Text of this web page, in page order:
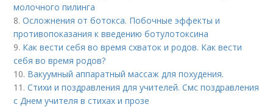
молочного пилинга
8.Осложнения от ботокса. Побочные эффекты и
противопоказания к введению ботулотоксина
9. Как вести себя во время схваток и родов. Как вести
себя во время родов?
10. Вакуумный аппаратный массаж для похудения.
11.Стихи и поздравления для учителей. Смс поздравления
с Днем учителя в стихах и прозе